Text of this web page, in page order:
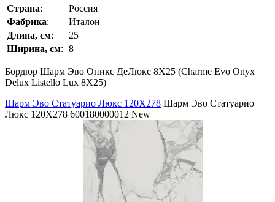
Страна:
Россия
Фабрика:
Италон
Длина, см:
25
Ширина, см: 8
Бордюр Шарм Эво Оникс ДеЛюкс 8Х25 (Charme Evo Onyx
Delux Listello Lux 8Х25)
Шарм Эво Статуарио Люкс 120Х278 Шарм Эво Статуарио
Люкс 120Х278 600180000012 New